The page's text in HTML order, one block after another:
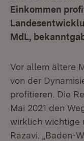
Einkommen
MdL,
Vor allem ältere
von der
profitieren. Die
Mai 2021 den
wirklich wichtige
Razavi. „Baden-